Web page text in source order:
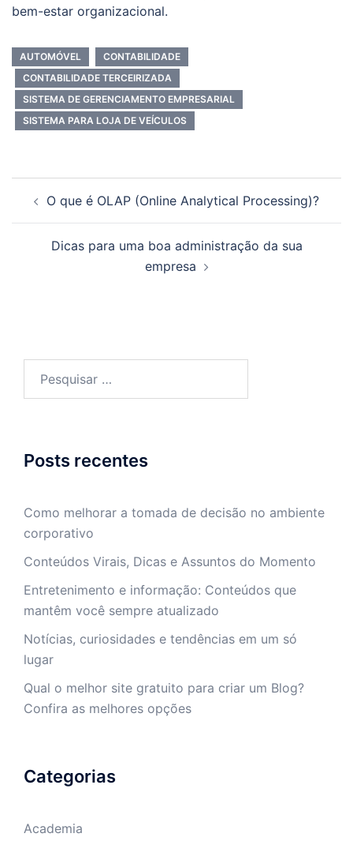
bem-estar organizacional.
AUTOMÓVEL
CONTABILIDADE
CONTABILIDADE TERCEIRIZADA
SISTEMA DE GERENCIAMENTO EMPRESARIAL
SISTEMA PARA LOJA DE VEÍCULOS
O que é OLAP (Online Analytical Processing)?
Dicas para uma boa administração da sua
empresa
Posts recentes
Como melhorar a tomada de decisão no ambiente
corporativo
Conteúdos Virais, Dicas e Assuntos do Momento
Entretenimento e informação: Conteúdos que
mantêm você sempre atualizado
Notícias, curiosidades e tendências em um só
lugar
Qual o melhor site gratuito para criar um Blog?
Confira as melhores opções
Categorias
Academia